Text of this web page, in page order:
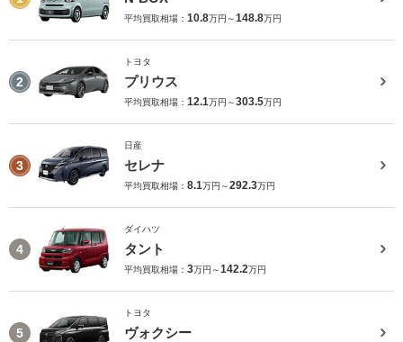
平均買取相場： 10.8万円～148.8万円
2
トヨタ
プリウス
平均買取相場： 12.1万円～303.5万円
3
日産
セレナ
平均買取相場： 8.1万円～292.3万円
4
ダイハツ
タント
平均買取相場： 3万円～142.2万円
5
トヨタ
ヴォクシー